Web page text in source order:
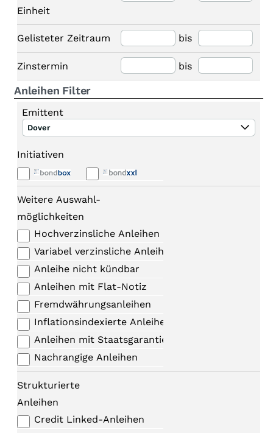
Einheit
Gelisteter Zeitraum bis
Zinstermin bis
Anleihen Filter
Emittent
Dover
Initiativen
Weitere Auswahl-
möglichkeiten
Hochverzinsliche Anleihen
Variabel verzinsliche Anleihen
Anleihe nicht kündbar
Anleihen mit Flat-Notiz
Fremdwährungsanleihen
Inflationsindexierte Anleihen
Anleihen mit Staatsgarantie
Nachrangige Anleihen
Strukturierte
Anleihen
Credit Linked-Anleihen